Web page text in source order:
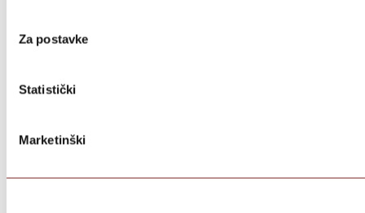
Za postavke
Statistički
Marketinški